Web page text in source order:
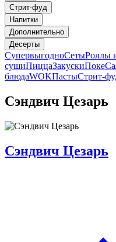
Стрит-фуд
Напитки
Дополнительно
Десерты
СупервыгодноСетыРоллы
сушиПиццаЗакускиПоке
блюдаWOKПастыСтрит-
Сэндвич Цезарь
Сэндвич Цезарь